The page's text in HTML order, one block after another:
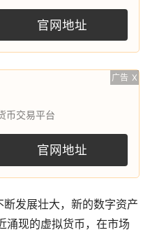
官网地址
广告 X
币交易平台
官网地址
断发展壮大，新的数字资产
涌现的虚拟货币，在市场